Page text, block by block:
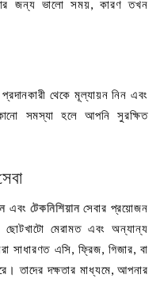
জন্য ভালো সময়, কারণ তখন
থেকে মূল্যায়ন নিন এবং
সমস্যা হলে আপনি সুরক্ষিত
এবংটেকনিশিয়ানসেবার প্রয়োজন
ছোটখাটো মেরামত এবং অন্যান্য
সাধারণত এসি, ফ্রিজ, গিজার, বা
তাদের দক্ষতার মাধ্যমে, আপনার